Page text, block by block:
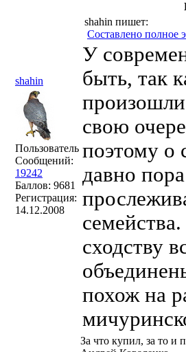
shahin
Пользователь
Сообщений:
19242
Баллов: 9681
Регистрация:
14.12.2008
shahin пишет:
Составлено полное
У
быть, так
свою
поэтому о
давно
сходству
похож на
За что купил, за то и